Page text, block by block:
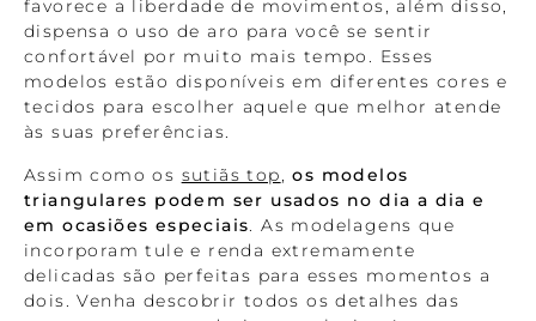
favorece a liberdade de movimentos, além disso,
dispensa o uso de aro para você se sentir
confortável por muito mais tempo. Esses
modelos estão disponíveis em diferentes cores e
tecidos para escolher aquele que melhor atende
às suas preferências.
Assim como os sutiãs top,os modelos
triangulares podem ser usados no dia a dia e
em ocasiões especiais. As modelagens que
incorporam tule e renda extremamente
delicadas são perfeitas para esses momentos a
dois. Venha descobrir todos os detalhes das